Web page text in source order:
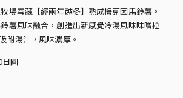
場雪藏【經兩年越冬】熟成梅克因馬鈴薯。
薯風味融合，創造出新感覺冷湯風味味噌拉
附湯汁，風味濃厚。
日圓